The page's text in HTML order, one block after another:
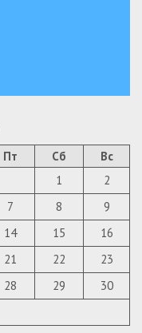
Пт Сб
Вс
1
2
7 8
9
14 15
16
21 22
23
28 29
30